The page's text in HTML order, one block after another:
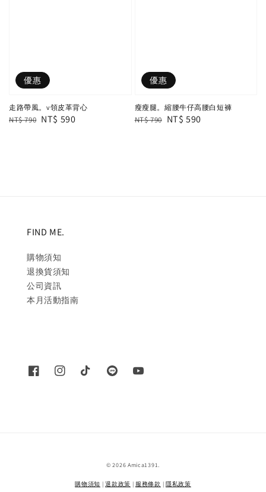
優惠
走路帶風。v領皮革背心
Regular
NT$ 790 Sale
NT$ 590
優惠
瘦瘦腿。縮腰牛仔高腰白短褲
Regular
NT$ 790 Sale
NT$ 590
FIND ME.
購物須知
退換貨須知
公司資訊
本月活動指南
© 2026 Amica1391.
購物須知 |退款政策 | 服務條款 | 隱私政策